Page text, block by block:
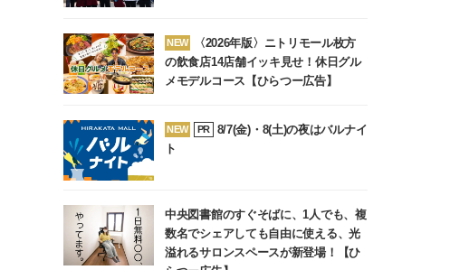
NEW
〈2026年版〉ニトリモール枚方
の飲食店14店舗イッキ見せ！休日グル
メモデルコース【ひらつー広告】
NEW PR
8/7(金)・8(土)の夜はバルナイ
ト
中央図書館のすぐそばに、1人でも、複
数名でシェアしても自由に使える、光
溢れるサロンスペースが新登場！【ひ